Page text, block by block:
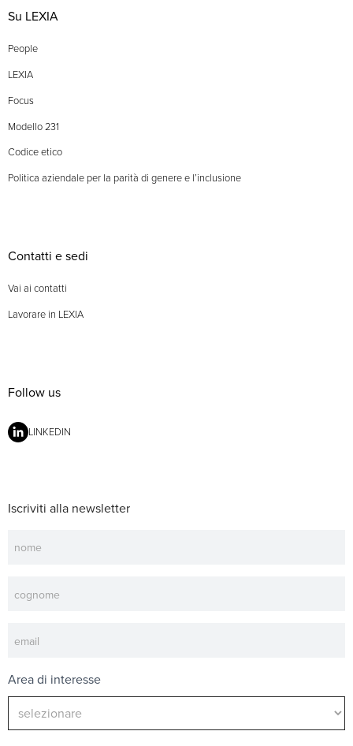
Su LEXIA
People
LEXIA
Focus
Modello 231
Codice etico
Politica aziendale per la parità di genere e l’inclusione
Contatti e sedi
Vai ai contatti
Lavorare in LEXIA
Follow us
LINKEDIN
Iscriviti alla newsletter
Area di interesse